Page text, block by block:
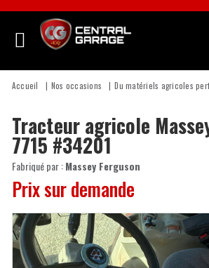
Accueil Nos occasions Du matériels agricoles
Tracteur agricole
7715 #34201
Prix sur demande
Fabriqué par :Massey Ferguson